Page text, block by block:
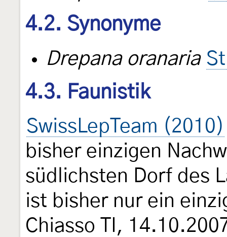
4.2. Synonyme
Drepana oranaria
4.3. Faunistik
SwissLepTeam (2010)
bisher einzigen
südlichsten Dorf des
ist bisher nur ein
Chiasso TI,